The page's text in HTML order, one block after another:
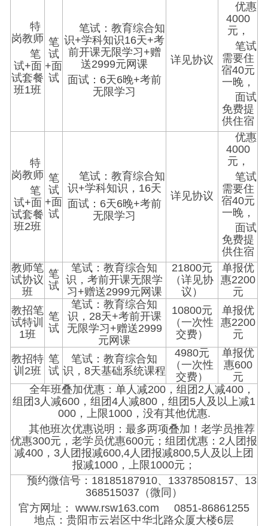
特
岗教师
笔
试+面
试套餐
班1班
笔
试
+面
试
笔试：教育综合知
识+学科知识16天+考
前开课无限学习+赠
送2999元网课
面试：6天6晚+考前
无限学习
详见协议
优惠
4000
元，
笔试
需要住
宿40元
一晚，
面试
免费提
供住宿
特
岗教师
笔
试+面
试套餐
班2班
笔
试
+面
试
笔试：教育综合知
识+学科知识，16天
面试：6天6晚+考前
无限学习
详见协议
优惠
4000
元，
笔试
需要住
宿40元
一晚，
面试
免费提
供住宿
教师笔
试协议
班
笔
试
笔试：教育综合知
识，考前开课无限学
习+赠送2999元网课
21800元
（详见协
议）
单报优
惠2200
元
教招笔
试特训
1班
笔
试
笔试：教育综合知
识，28天+考前开课
无限学习+赠送2999
元网课
10800元
（一次性
交费）
单报优
惠2200
元
教招特
训2班
笔
试
笔试：教育综合知
识，8天基础系统课程
4980元
（一次性
交费）
单报优
惠600
元
全年班叠加优惠：单人减200，组团2人减400，
组团3人减600，组团4人减800，组团5人及以上减1
000，上限1000，没有其他优惠.
其他班次优惠说明：最多两项叠加！老学员推荐
优惠300元，老学员优惠600元；组团优惠：2人团报
减400，3人团报减600,4人团报减800,5人及以上团
报减1000，上限1000元；
预约微信号：18185187910、13378508157、13
368515037（微同）
官方网址： www.rsw163.com 0851-86861255
地点：贵阳市云岩区中华北路众厦大楼6层